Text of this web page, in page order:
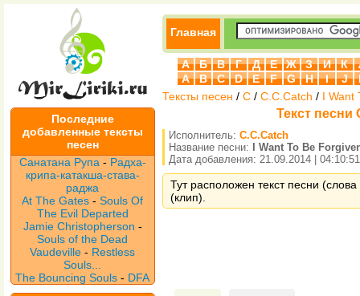
Последние
добавленные тексты
песен
Санатана Рупа - Радха-
крипа-катакша-става-
раджа
At The Gates -Souls Of
The Evil Departed
Jamie Christopherson -
Souls of the Dead
Vaudeville- Restless
Souls...
The Bouncing Souls - DFA
Главная
А Б В Г Д Е Ж З И К
A
B C D E F G H I J
Тексты песен / С / С.C.Catch / I Want
Текст песни
Исполнитель: С.C.Catch
Название песни:
I Want To Be
Дата добавления: 21.09.2014 | 04:10:51
Тут расположен текст песни
(клип).